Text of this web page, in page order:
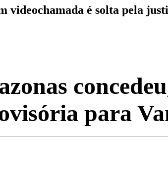
videochamada é solta pela
para